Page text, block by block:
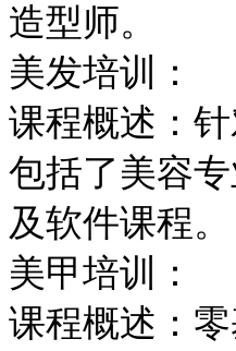
造型师。
美发培训：
课程概述：
包括了美容
及软件课程。
美甲培训：
课程概述：